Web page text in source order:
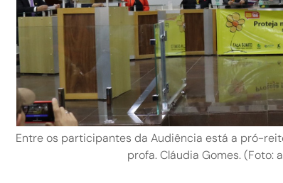
Entre os participantes da Audiência está a pró-
profa. Cláudia Gomes. (Foto: